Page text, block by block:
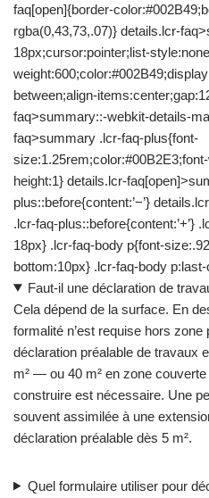
faq[open]{border-
rgba(0,43,73,.07)} details.lcr-
18px;cursor:pointer;list-
between;align-
faq>summary::-webkit-details-
faq>summary .lcr-faq-plus{font-
height:1} details.lcr-
plus::before{content:’−’}
.lcr-faq-plus::before{content:’+’}
18px} .lcr-faq-body p{font-
bottom:10px} .lcr-faq-body
Faut-il une déclaration de
Cela dépend de la surface. En
formalité n’est requise hors
déclaration préalable de travaux
m² — ou 40 m² en zone
construire est nécessaire. Une
souvent assimilée à une
déclaration préalable dès 5 m².
Quel formulaire utiliser pour